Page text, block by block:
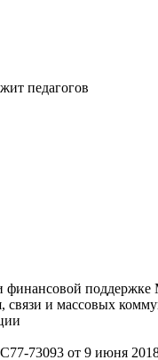
педагогов
поддержке
связи и массовых
73093 от 9 июня